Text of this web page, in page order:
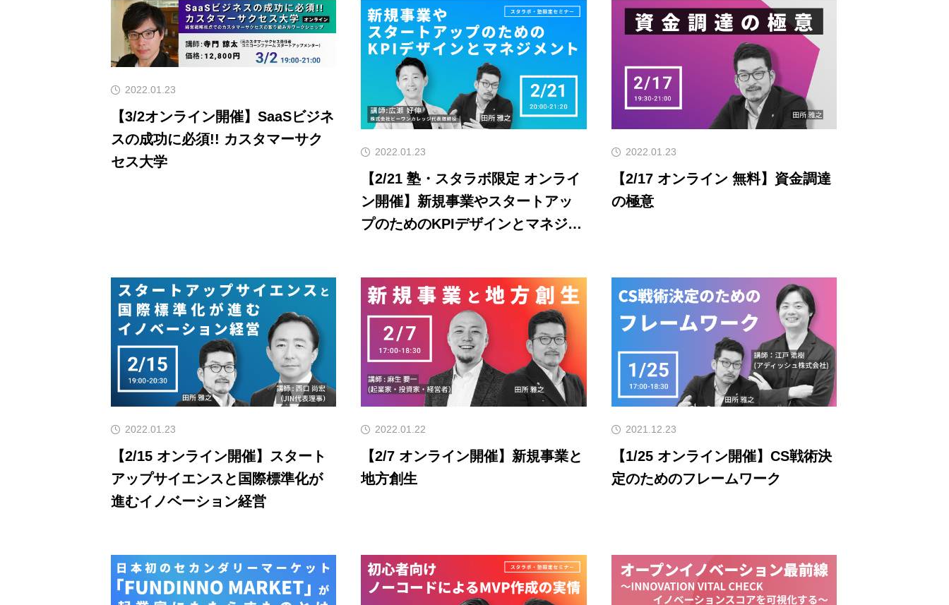
2022.01.23
【3/2オンライン開催】SaaSビジネ
スの成功に必須!! カスタマーサク
セス大学
2022.01.23
【2/21 塾・スタラボ限定 オンライ
ン開催】新規事業やスタートアッ
プのためのKPIデザインとマネジメ
2022.01.23
【2/17 オンライン 無料】資金調達
の極意
2022.01.23
【2/15 オンライン開催】スタート
アップサイエンスと国際標準化が
進むイノベーション経営
2022.01.22
【2/7 オンライン開催】新規事業と
地方創生
2021.12.23
【1/25 オンライン開催】CS戦術決
定のためのフレームワーク